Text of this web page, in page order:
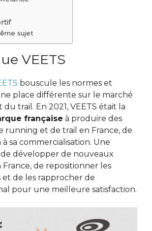
sujet
VEETS
bouscule les normes et
place différente sur le marché
trail. En 2021, VEETS était la
française à produire des
running et de trail en France, de
sa commercialisation. Une
développer de nouveaux
France, de repositionner les
de les rapprocher de
pour une meilleure satisfaction.